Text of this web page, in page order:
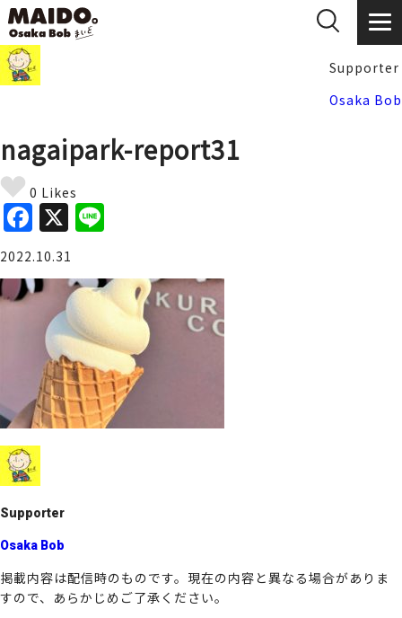
Supporter
Osaka Bob
nagaipark-report31
0 Likes
F
a
c
e
b
o
o
k
X
e
2022.10.31
Supporter
Osaka Bob
掲載内容は配信時のものです。現在の内容と異なる場合がありま
すので、あらかじめご了承ください。